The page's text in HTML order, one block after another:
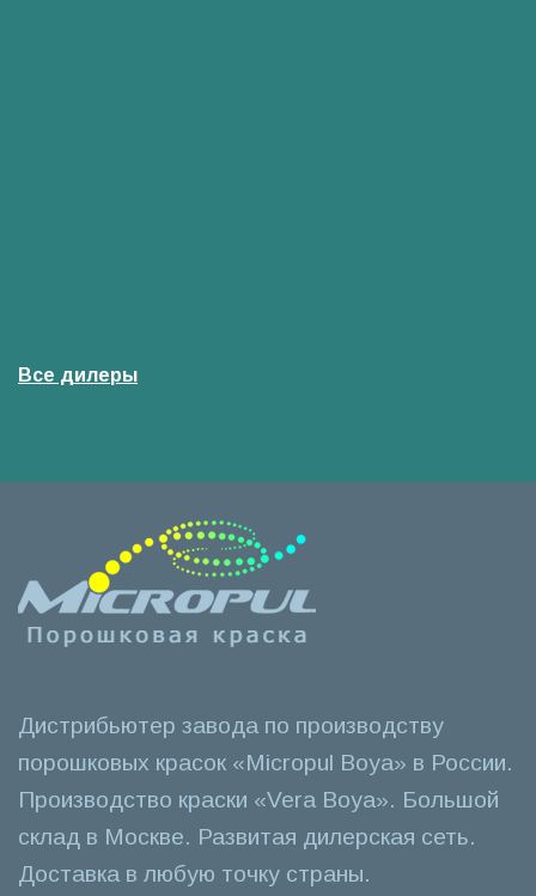
Все дилеры
Дистрибьютер завода по производству
порошковых красок «Micropul Boya» в России.
Производство краски «Vera Boya». Большой
склад в Москве. Развитая дилерская сеть.
Доставка в любую точку страны.